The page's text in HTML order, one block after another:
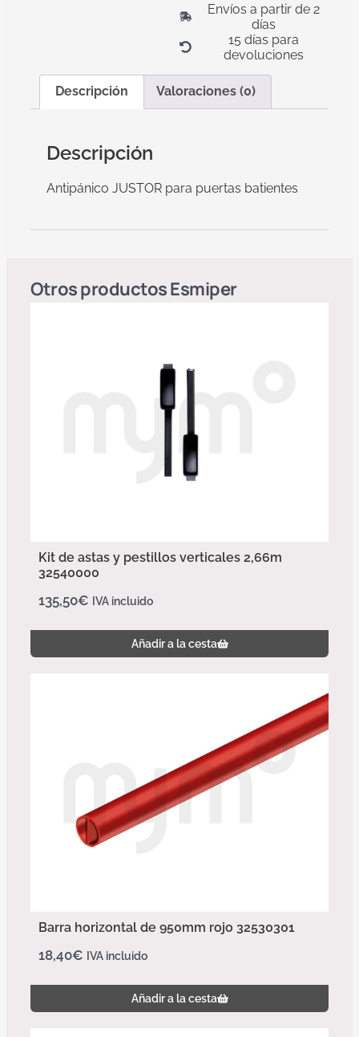
Envíos a partir de 2
días
15 días para
devoluciones
Descripción Valoraciones (0)
Descripción
Antipánico JUSTOR para puertas batientes
Otros productosEsmiper
Kit de astas y pestillos verticales 2,66m
32540000
135,50€ IVA incluido
Añadir a la cesta
Barra horizontal de 950mm rojo 32530301
18,40€ IVA incluido
Añadir a la cesta